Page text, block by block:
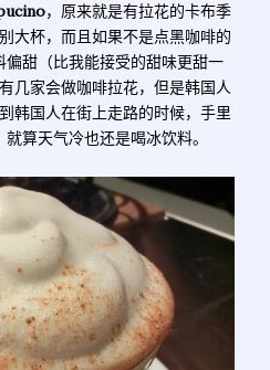
，原来就是有拉花的卡布季
大杯，而且如果不是点黑咖啡的
甜（比我能接受的甜味更甜一
几家会做咖啡拉花，但是韩国人
韩国人在街上走路的时候，手里
算天气冷也还是喝冰饮料。